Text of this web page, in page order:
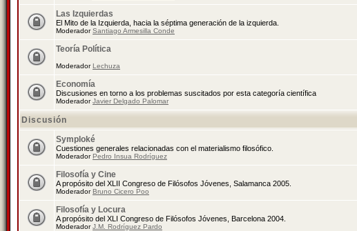
Las Izquierdas
El Mito de la Izquierda, hacia la séptima generación de la izquierda.
ModeradorSantiago Armesilla Conde
Teoría Política
ModeradorLechuza
Economía
Discusiones en torno a los problemas suscitados por esta categoría científica
ModeradorJavier Delgado Palomar
Discusión
Symploké
Cuestiones generales relacionadas con el materialismo filosófico.
ModeradorPedro Insua Rodríguez
Filosofía y Cine
A propósito del XLII Congreso de Filósofos Jóvenes, Salamanca 2005.
ModeradorBruno Cicero Poo
Filosofía y Locura
A propósito del XLI Congreso de Filósofos Jóvenes, Barcelona 2004.
ModeradorJ.M. Rodríguez Pardo